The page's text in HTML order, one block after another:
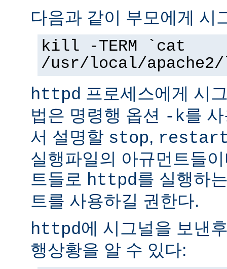
다음과 같이 부모에게 시
kill -TERM `cat
/usr/local/
httpd 프로세스에게 시
법은 명령행 옵션 -k를
서 설명할 stop,
실행파일의 아규먼트들
트들로 httpd를 실행하
트를 사용하길 권한다.
httpd에 시그널을 보낸
행상황을 알 수 있다: